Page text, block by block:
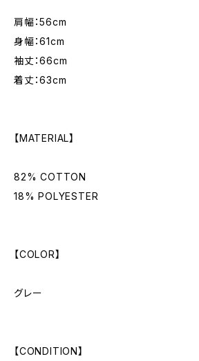
肩幅：56cm
身幅：61cm
袖丈：66cm
着丈：63cm
【MATERIAL】
82% COTTON
18% POLYESTER
【COLOR】
グレー
【CONDITION】